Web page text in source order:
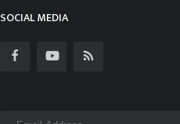
SOCIAL MEDIA